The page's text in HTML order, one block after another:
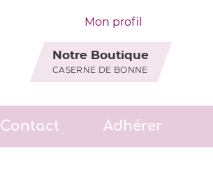
Mon profil
Notre Boutique
CASERNE DE BONNE
Contact Adhérer